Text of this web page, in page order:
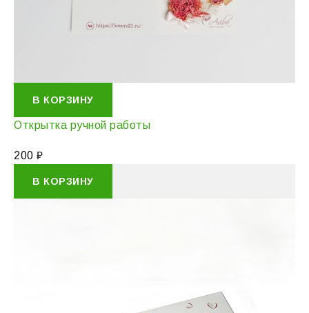
В КОРЗИНУ
Открытка ручной работы
200 ₽
В КОРЗИНУ